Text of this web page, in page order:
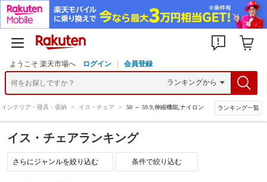
ようこそ 楽天市場へ ログイン 会員登録
インテリア・寝具・収納 > イス・チェア > 50 ～ 59.9,伸縮機能,ナイロン ランキング一覧
イス・チェアランキング
条件で絞り込む